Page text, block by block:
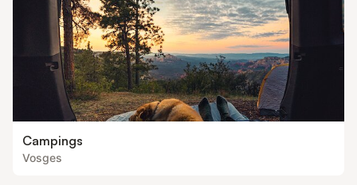
Campings
Vosges